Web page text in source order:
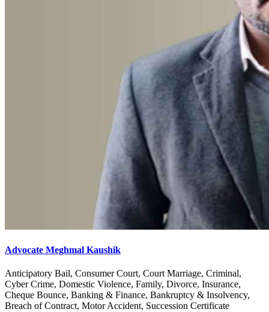
Advocate Meghmal Kaushik
Anticipatory Bail, Consumer Court, Court Marriage, Criminal,
Cyber Crime, Domestic Violence, Family, Divorce, Insurance,
Cheque Bounce, Banking & Finance, Bankruptcy & Insolvency,
Breach of Contract, Motor Accident, Succession Certificate